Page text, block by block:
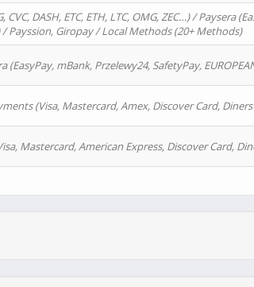
DASH, ETC, ETH, LTC, OMG, ZEC…) / Paysera
/ Payssion, Giropay / Local Methods (20+ Methods)
mBank, Przelewy24, SafetyPay,
(Visa, Mastercard, Amex, Discover Card, Diners
Mastercard, American Express, Discover Card,